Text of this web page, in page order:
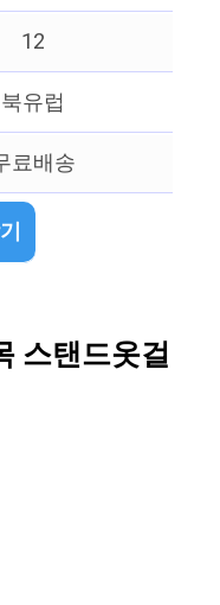
12
북유럽
료배송
스탠드옷걸